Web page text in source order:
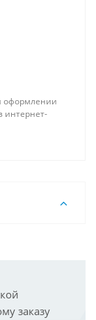
оформлении
интернет-
заказу